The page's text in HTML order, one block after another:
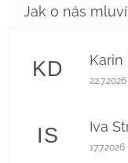
KD Karin
22.7.2026
IS Iva
17.7.2026